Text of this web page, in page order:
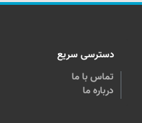
دسترسی سریع
تماس با ما
درباره ما